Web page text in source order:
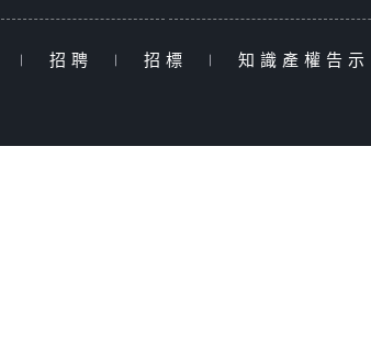
| 招聘 | 招標 | 知識產權告示